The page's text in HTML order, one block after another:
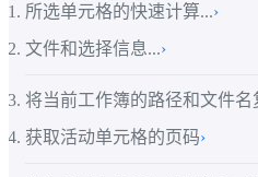
所选单元格的快速计算...›
文件和选择信息...›
将当前工作簿的路径和文件名
获取活动单元格的页码›